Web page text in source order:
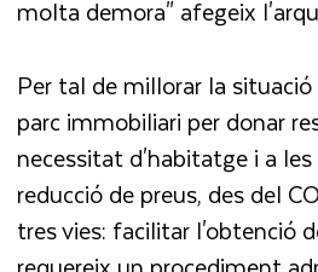
molta demora" afegeix
Per tal de millorar la
parc immobiliari per donar
necessitat d'habitatge i a
reducció de preus, des del
tres vies: facilitar l'obtenció